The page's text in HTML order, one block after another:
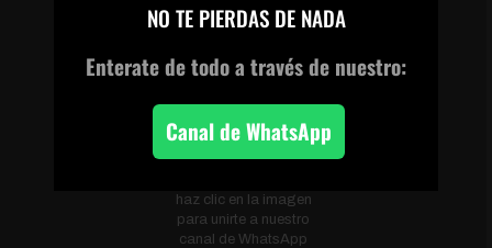
haz clic en la imagen
para unirte a nuestro
canal de WhatsApp
NO TE PIERDAS DE NADA
Enterate de todoa través de nuestro:
Canal de WhatsApp